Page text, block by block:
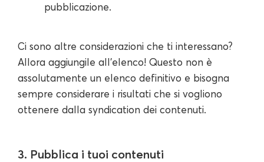
pubblicazione.
Ci sono altre considerazioni che ti interessano?
Allora aggiungile all'elenco! Questo non è
assolutamente un elenco definitivo e bisogna
sempre considerare i risultati che si vogliono
ottenere dalla syndication dei contenuti.
3. Pubblica i tuoi contenuti